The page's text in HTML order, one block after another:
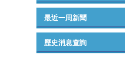
最近一周新聞
歷史消息查詢